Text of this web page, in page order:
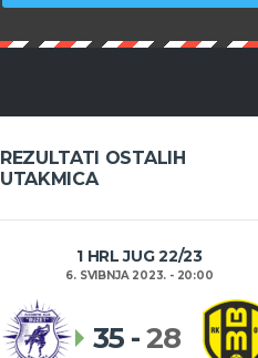
REZULTATI OSTALIH
UTAKMICA
1 HRL JUG 22/23
6. SVIBNJA 2023. - 20:00
35 -28